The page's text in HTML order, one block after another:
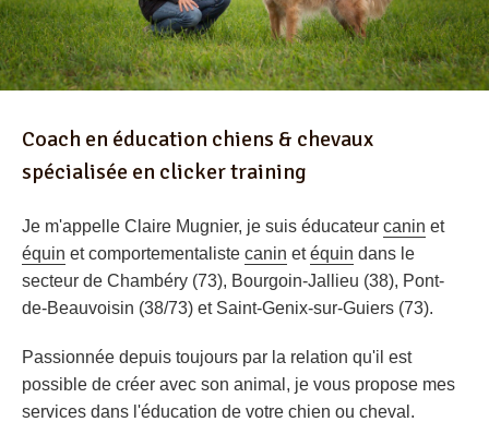
Coach en éducation chiens & chevaux
spécialisée en clicker training
Je m'appelle Claire Mugnier, je suis éducateur canin et
équin etcomportementaliste canin etéquin dans le
secteur de Chambéry (73), Bourgoin-Jallieu (38), Pont-
de-Beauvoisin (38/73) et Saint-Genix-sur-Guiers (73).
Passionnée depuis toujours par la relation qu'il est
possible de créer avec son animal, je vous propose mes
services dans l'éducation de votre chien ou cheval.